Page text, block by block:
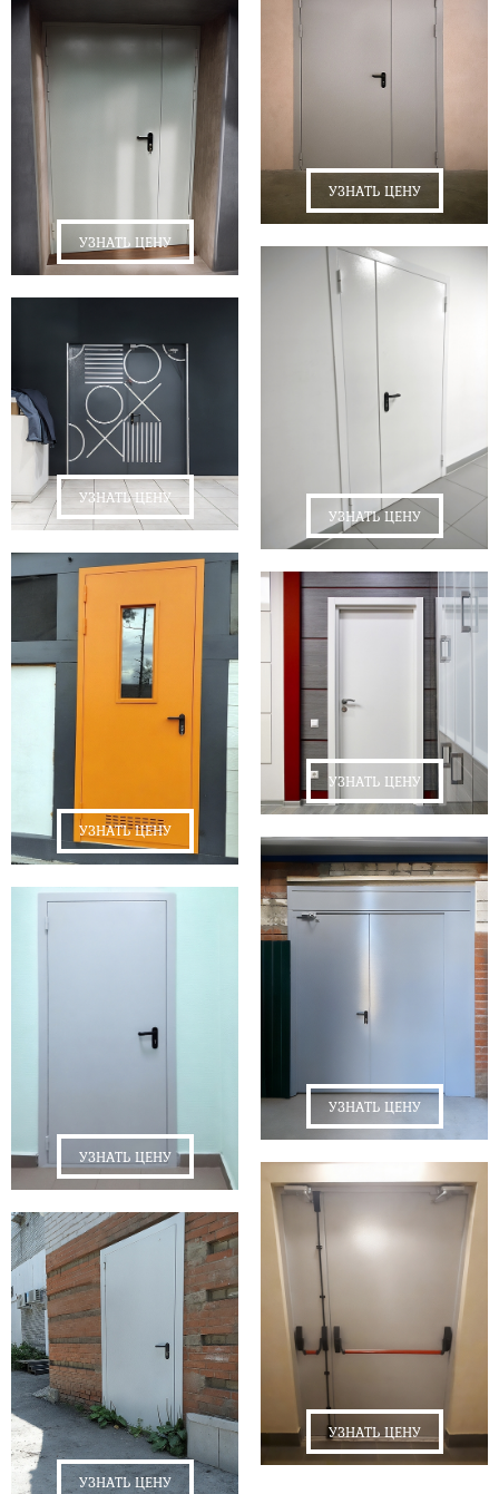
УЗНАТЬ ЦЕНУ
УЗНАТЬ ЦЕНУ
УЗНАТЬ ЦЕНУ
УЗНАТЬ ЦЕНУ
УЗНАТЬ ЦЕНУ
УЗНАТЬ ЦЕНУ
УЗНАТЬ ЦЕНУ
УЗНАТЬ ЦЕНУ
УЗНАТЬ ЦЕНУ
УЗНАТЬ ЦЕНУ